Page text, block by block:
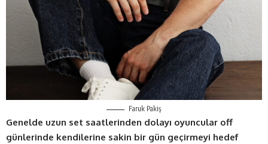
Faruk Pakiş
Genelde uzun set saatlerinden dolayı oyuncular off
günlerinde kendilerine sakin bir gün geçirmeyi hedef